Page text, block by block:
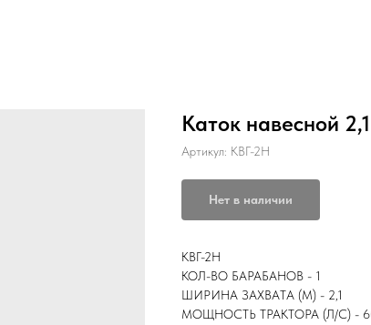
Каток навесной
Артикул: КВГ-2Н
Нет в наличии
КВГ-2Н
КОЛ-ВО БАРАБАНОВ - 1
ШИРИНА ЗАХВАТА (М) - 2,1
МОЩНОСТЬ ТРАКТОРА (Л/С) -